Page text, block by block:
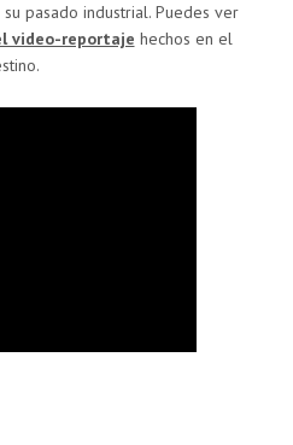
pasado industrial. Puedes ver
video-reportaje hechos en el